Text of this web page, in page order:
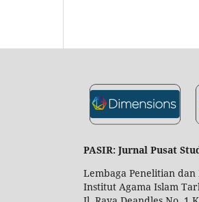
PASIR: Jurnal Pusat
Lembaga Penelitian dan
Institut Agama Islam